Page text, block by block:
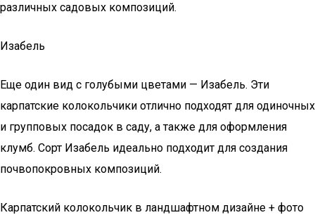
различных садовых композиций.
Изабель
Еще один вид с голубыми цветами — Изабель. Эти
карпатские колокольчики отлично подходят для одиночных
и групповых посадок в саду, а также для оформления
клумб. Сорт Изабель идеально подходит для создания
почвопокровных композиций.
Карпатский колокольчик в ландшафтном дизайне + фото